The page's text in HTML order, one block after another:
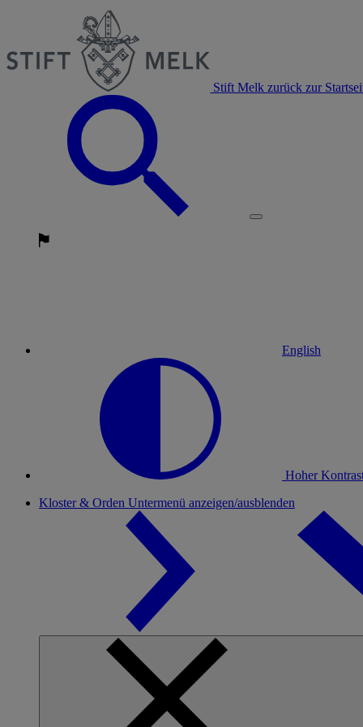
Stift Melk zurück zur
English
Hoher
Kloster & Orden Untermenü anzeigen/ausblenden